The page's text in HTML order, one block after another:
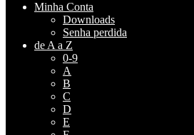
Minha Conta
Downloads
Senha perdida
de A a Z
0-9
A
B
C
D
E